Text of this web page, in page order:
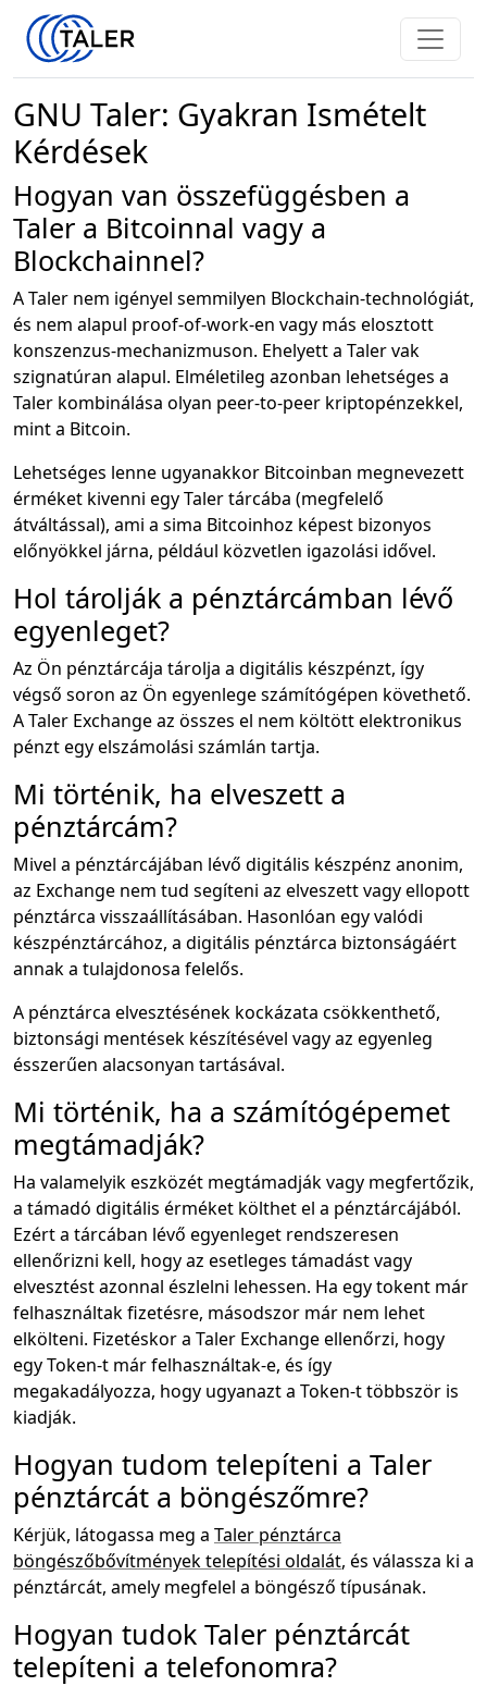
GNU Taler: Gyakran Ismételt
Kérdések
Hogyan van összefüggésben a
Taler a Bitcoinnal vagy a
Blockchainnel?
A Taler nem igényel semmilyen Blockchain-technológiát,
és nem alapul proof-of-work-en vagy más elosztott
konszenzus-mechanizmuson. Ehelyett a Taler vak
szignatúran alapul. Elméletileg azonban lehetséges a
Taler kombinálása olyan peer-to-peer kriptopénzekkel,
mint a Bitcoin.
Lehetséges lenne ugyanakkor Bitcoinban megnevezett
érméket kivenni egy Taler tárcába (megfelelő
átváltással), ami a sima Bitcoinhoz képest bizonyos
előnyökkel járna, például közvetlen igazolási idővel.
Hol tárolják a pénztárcámban lévő
egyenleget?
Az Ön pénztárcája tárolja a digitális készpénzt, így
végső soron az Ön egyenlege számítógépen követhető.
A Taler Exchange az összes el nem költött elektronikus
pénzt egy elszámolási számlán tartja.
Mi történik, ha elveszett a
pénztárcám?
Mivel a pénztárcájában lévő digitális készpénz anonim,
az Exchange nem tud segíteni az elveszett vagy ellopott
pénztárca visszaállításában. Hasonlóan egy valódi
készpénztárcához, a digitális pénztárca biztonságáért
annak a tulajdonosa felelős.
A pénztárca elvesztésének kockázata csökkenthető,
biztonsági mentések készítésével vagy az egyenleg
ésszerűen alacsonyan tartásával.
Mi történik, ha a számítógépemet
megtámadják?
Ha valamelyik eszközét megtámadják vagy megfertőzik,
a támadó digitális érméket költhet el a pénztárcájából.
Ezért a tárcában lévő egyenleget rendszeresen
ellenőrizni kell, hogy az esetleges támadást vagy
elvesztést azonnal észlelni lehessen. Ha egy tokent már
felhasználtak fizetésre, másodszor már nem lehet
elkölteni. Fizetéskor a Taler Exchange ellenőrzi, hogy
egy Token-t már felhasználtak-e, és így
megakadályozza, hogy ugyanazt a Token-t többször is
kiadják.
Hogyan tudom telepíteni a Taler
pénztárcát a böngészőmre?
Kérjük, látogassa meg a Taler pénztárca
böngészőbővítmények telepítési oldalát, és válassza ki a
pénztárcát, amely megfelel a böngésző típusának.
Hogyan tudok Taler pénztárcát
telepíteni a telefonomra?